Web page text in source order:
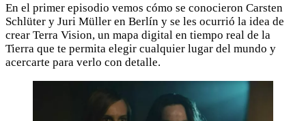
En el primer episodio vemos cómo se conocieron Carsten
Schlüter y Juri Müller en Berlín y se les ocurrió la idea de
crear Terra Vision, un mapa digital en tiempo real de la
Tierra que te permita elegir cualquier lugar del mundo y
acercarte para verlo con detalle.